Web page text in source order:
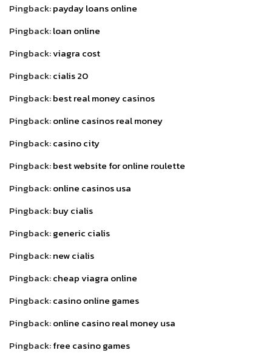
Pingback:payday loans online
Pingback:loan online
Pingback:viagra cost
Pingback:cialis 20
Pingback:best real money casinos
Pingback:online casinos real money
Pingback:casino city
Pingback:best website for online roulette
Pingback:online casinos usa
Pingback:buy cialis
Pingback:generic cialis
Pingback:new cialis
Pingback:cheap viagra online
Pingback:casino online games
Pingback:online casino real money usa
Pingback:free casino games